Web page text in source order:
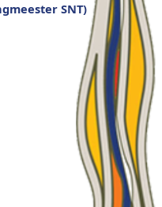
SNT)